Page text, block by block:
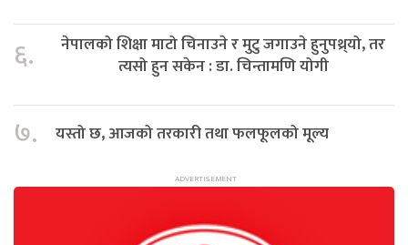
६.
नेपालको शिक्षा माटो चिनाउने र मुटु जगाउने हुनुपथ्र्यो, तर
त्यसो हुन सकेन : डा. चिन्तामणि योगी
७. यस्तो छ, आजको तरकारी तथा फलफूलको मूल्य